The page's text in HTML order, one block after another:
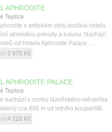
APHRODITE
Teplice
v antickém stylu dodává hotelu
atmosféru pohody a luxusu. Nachází
od Hotelu Aphrodite Palace. ...
3 970 Kč
APHRODITE PALACE
Teplice
nachází v centru lázeňského městečka
cca 800 m od letního koupaliště.
4 220 Kč